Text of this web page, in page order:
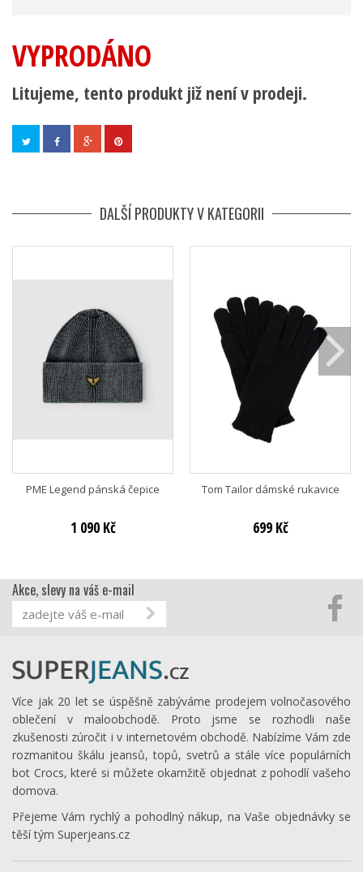
VYPRODÁNO
Litujeme, tento produkt již není v prodeji.
DALŠÍ PRODUKTY V KATEGORII
PME Legend pánská čepice
1 090 Kč
Tom Tailor dámské rukavice
699 Kč
Akce, slevy na váš e-mail
Více jak 20 let se úspěšně zabýváme prodejem volnočasového
oblečení v maloobchodě. Proto jsme se rozhodli naše
zkušenosti zúročit i v internetovém obchodě. Nabízíme Vám zde
rozmanitou škálu jeansů, topů, svetrů a stále více populárních
bot Crocs, které si můžete okamžitě objednat z pohodlí vašeho
domova.
Přejeme Vám rychlý a pohodlný nákup, na Vaše objednávky se
těší tým Superjeans.cz